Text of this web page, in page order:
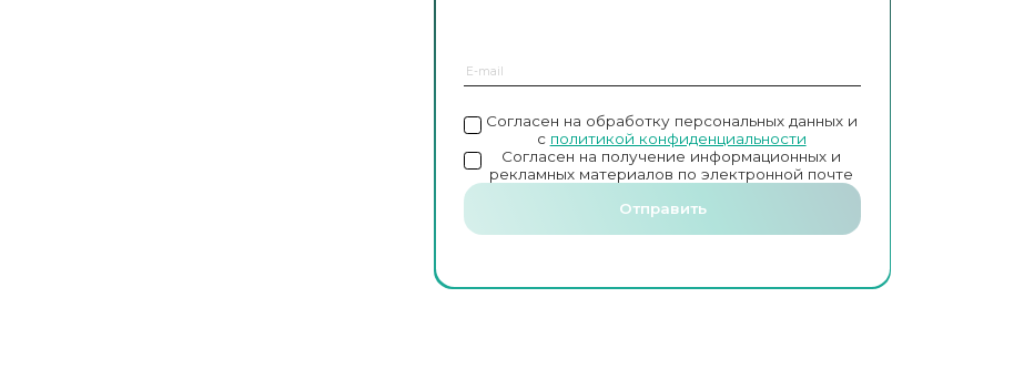
Согласен на обработку персональных данных и
с политикой конфиденциальности
Согласен на получение информационных и
рекламных материалов по электронной почте
Отправить